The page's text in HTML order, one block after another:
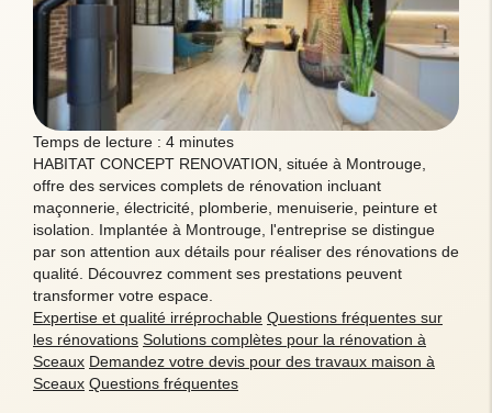
Temps de lecture : 4 minutes
HABITAT CONCEPT RENOVATION, située à Montrouge,
offre des services complets de rénovation incluant
maçonnerie, électricité, plomberie, menuiserie, peinture et
isolation. Implantée à Montrouge, l'entreprise se distingue
par son attention aux détails pour réaliser des rénovations de
qualité. Découvrez comment ses prestations peuvent
transformer votre espace.
Expertise et qualité irréprochable Questions fréquentes sur
les rénovations Solutions complètes pour la rénovation à
Sceaux Demandez votre devis pour des travaux maison à
Sceaux Questions fréquentes